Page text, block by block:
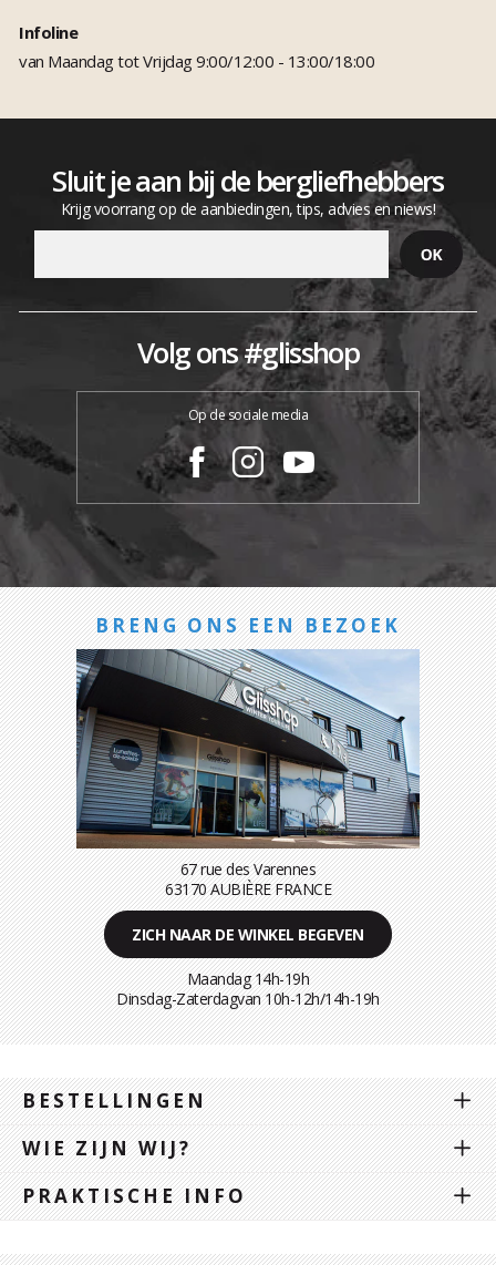
Infoline
van Maandag tot Vrijdag 9:00/12:00 - 13:00/18:00
Sluit je aan bij de bergliefhebbers
Krijg voorrang op de aanbiedingen, tips, advies en niews!
Volg ons #glisshop
Op de sociale media
BRENG ONS EEN BEZOEK
67 rue des Varennes
63170 AUBIÈRE FRANCE
ZICH NAAR DE WINKEL BEGEVEN
Maandag 14h-19h
Dinsdag-Zaterdagvan 10h-12h/14h-19h
BESTELLINGEN
WIE ZIJN WIJ?
PRAKTISCHE INFO